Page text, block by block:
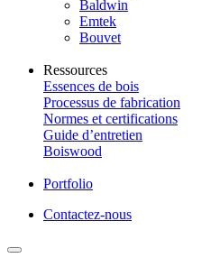
Baldwin
Emtek
Bouvet
Ressources
Essences de bois
Processus de fabrication
Normes et certifications
Guide d’entretien
Boiswood
Portfolio
Contactez-nous